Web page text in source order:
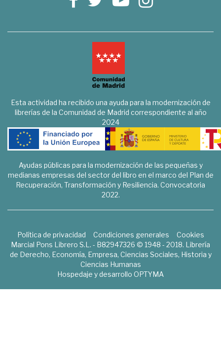
Esta actividad ha recibido una ayuda para la modernización de
librerías de la Comunidad de Madrid correspondiente al año
2024
Ayudas públicas para la modernización de las pequeñas y
medianas empresas del sector del libro en el marco del Plan de
Recuperación, Transformación y Resiliencia. Convocatoria
2022.
Política de privacidad Condiciones generales
Cookies
Marcial Pons Librero S.L. - B82947326 © 1948 - 2018. Librería
de Derecho, Economía, Empresa, Ciencias Sociales, Historia y
Ciencias Humanas
Hospedaje y desarrollo OPTYMA